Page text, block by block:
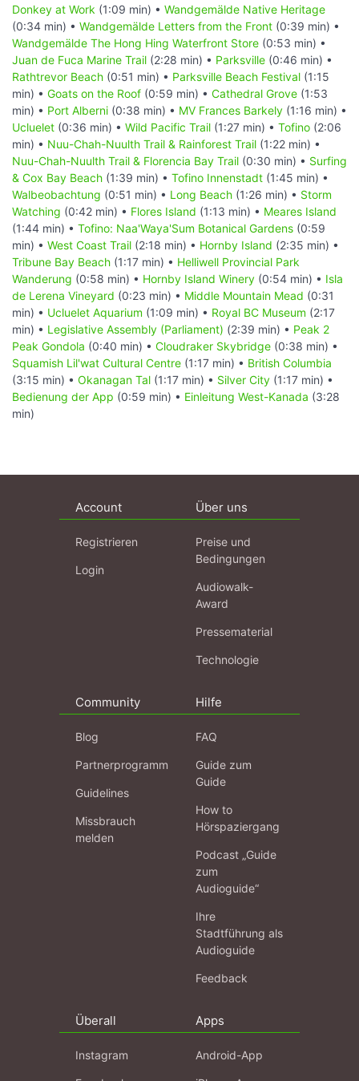
Donkey at Work (1:09 min) • Wandgemälde Native Heritage
(0:34 min) • Wandgemälde Letters from the Front (0:39 min) •
Wandgemälde The Hong Hing Waterfront Store (0:53 min) •
Juan de Fuca Marine Trail (2:28 min) • Parksville (0:46 min) •
Rathtrevor Beach (0:51 min) • Parksville Beach Festival (1:15
min) • Goats on the Roof (0:59 min) • Cathedral Grove (1:53
min) • Port Alberni (0:38 min) • MV Frances Barkely (1:16 min) •
Ucluelet (0:36 min) • Wild Pacific Trail (1:27 min) • Tofino (2:06
min) • Nuu-Chah-Nuulth Trail & Rainforest Trail (1:22 min) •
Nuu-Chah-Nuulth Trail & Florencia Bay Trail (0:30 min) • Surfing
& Cox Bay Beach (1:39 min) • Tofino Innenstadt (1:45 min) •
Walbeobachtung (0:51 min) • Long Beach (1:26 min) • Storm
Watching (0:42 min) • Flores Island (1:13 min) • Meares Island
(1:44 min) • Tofino: Naa'Waya'Sum Botanical Gardens (0:59
min) • West Coast Trail (2:18 min) • Hornby Island (2:35 min) •
Tribune Bay Beach (1:17 min) • Helliwell Provincial Park
Wanderung (0:58 min) • Hornby Island Winery (0:54 min) • Isla
de Lerena Vineyard (0:23 min) • Middle Mountain Mead (0:31
min) • Ucluelet Aquarium (1:09 min) • Royal BC Museum (2:17
min) • Legislative Assembly (Parliament) (2:39 min) • Peak 2
Peak Gondola (0:40 min) • Cloudraker Skybridge (0:38 min) •
Squamish Lil'wat Cultural Centre (1:17 min) • British Columbia
(3:15 min) • Okanagan Tal (1:17 min) • Silver City (1:17 min) •
Bedienung der App (0:59 min) • Einleitung West-Kanada (3:28
min)
Account
Registrieren
Login
Über uns
Preise und
Bedingungen
Audiowalk-
Award
Pressematerial
Technologie
Community
Blog
Partnerprogramm
Guidelines
Missbrauch
melden
Hilfe
FAQ
Guide zum
Guide
How to
Hörspaziergang
Podcast „Guide
zum
Audioguide“
Ihre
Stadtführung als
Audioguide
Feedback
Überall
Instagram
Apps
Android-App